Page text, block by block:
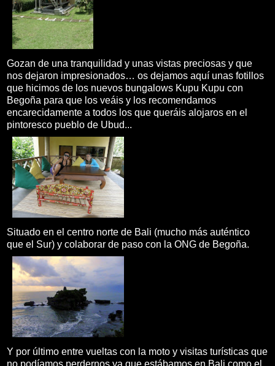
Gozan de una tranquilidad y unas vistas preciosas y que
nos dejaron impresionados… os dejamos aquí unas fotillos
que hicimos de los nuevos bungalows Kupu Kupu con
Begoña para que los veáis y los recomendamos
encarecidamente a todos los que queráis alojaros en el
pintoresco pueblo de Ubud...
Situado en el centro norte de Bali (mucho más auténtico
que el Sur) y colaborar de paso con la ONG de Begoña.
Y por último entre vueltas con la moto y visitas turísticas que